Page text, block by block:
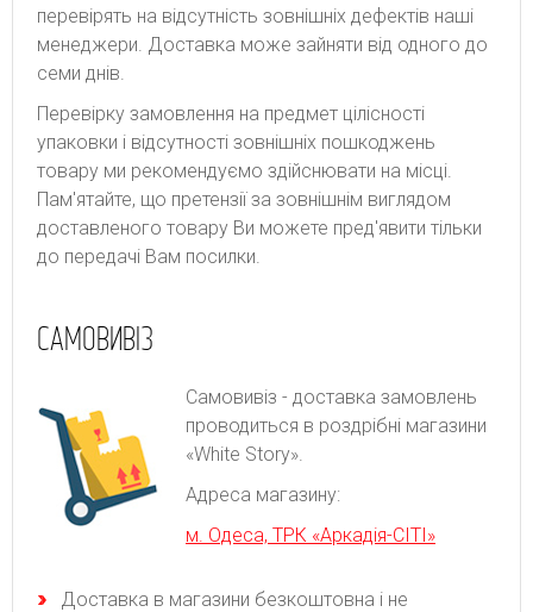
перевірять на відсутність зовнішніх дефектів наші
менеджери. Доставка може зайняти від одного до
семи днів.
Перевірку замовлення на предмет цілісності
упаковки і відсутності зовнішніх пошкоджень
товару ми рекомендуємо здійснювати на місці.
Пам'ятайте, що претензії за зовнішнім виглядом
доставленого товару Ви можете пред'явити тільки
до передачі Вам посилки.
САМОВИВІЗ
Самовивіз - доставка замовлень
проводиться в роздрібні магазини
«White Story».
Адреса магазину:
м. Одеса, ТРК «Аркадія-СІТІ»
Доставка в магазини безкоштовна і не